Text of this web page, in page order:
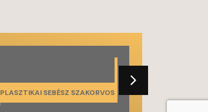
PLASZTIKAI SEBÉSZ SZAKORVOS